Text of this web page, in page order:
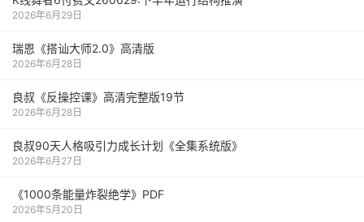
2026年6月29日
瑞恩《搭讪大师2.0》高清版
2026年6月28日
良叔《反操控课》高清完整版19节
2026年6月28日
良叔90天人格吸引力成长计划《全集系统版》
2026年6月27日
《1000‮能条‬‎量‮裂炸‬‎绝学》PDF
2026年5月20日